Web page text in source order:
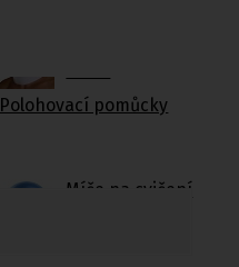
Polohovací pomůcky
Míče na cvičení